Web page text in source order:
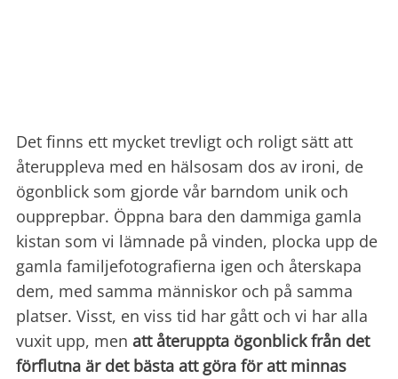
Det finns ett mycket trevligt och roligt sätt att
återuppleva med en hälsosam dos av ironi, de
ögonblick som gjorde vår barndom unik och
oupprepbar. Öppna bara den dammiga gamla
kistan som vi lämnade på vinden, plocka upp de
gamla familjefotografierna igen och återskapa
dem, med samma människor och på samma
platser. Visst, en viss tid har gått och vi har alla
vuxit upp, men att återuppta ögonblick från det
förflutna är det bästa att göra för att minnas